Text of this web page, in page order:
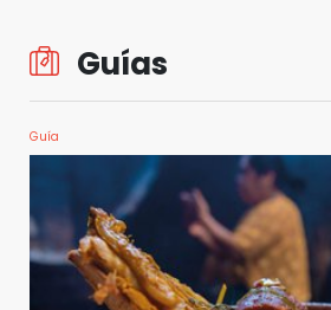
Guías
Guía